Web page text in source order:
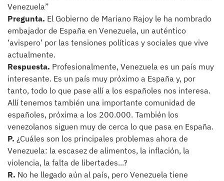
Venezuela”
Pregunta. El Gobierno de Mariano Rajoy le ha nombrado
embajador de España en Venezuela, un auténtico
‘avispero’ por las tensiones políticas y sociales que vive
actualmente.
Respuesta. Profesionalmente, Venezuela es un país muy
interesante. Es un país muy próximo a España y, por
tanto, todo lo que pase allí a los españoles nos interesa.
Allí tenemos también una importante comunidad de
españoles, próxima a los 200.000. También los
venezolanos siguen muy de cerca lo que pasa en España.
P. ¿Cuáles son los principales problemas ahora de
Venezuela: la escasez de alimentos, la inflación, la
violencia, la falta de libertades...?
R. No he llegado aún al país, pero Venezuela tiene